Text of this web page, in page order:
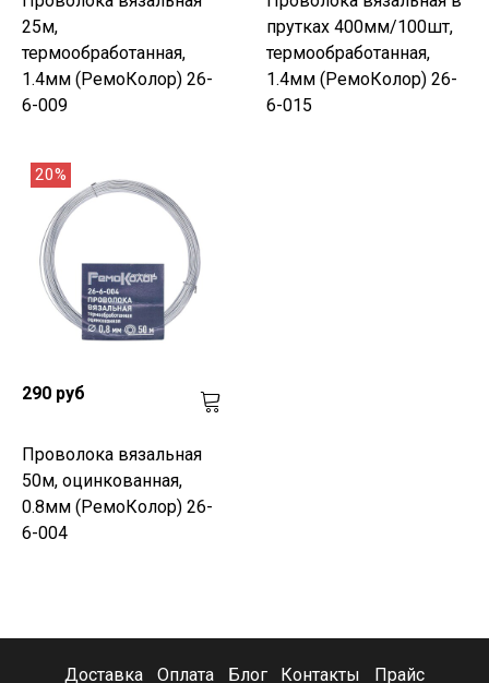
25м,
термообработанная,
1.4мм (РемоКолор) 26-
6-009
прутках 400мм/100шт,
термообработанная,
1.4мм (РемоКолор) 26-
6-015
20%
290 руб
Проволока вязальная
50м, оцинкованная,
0.8мм (РемоКолор) 26-
6-004
Доставка Оплата Блог Контакты Прайс